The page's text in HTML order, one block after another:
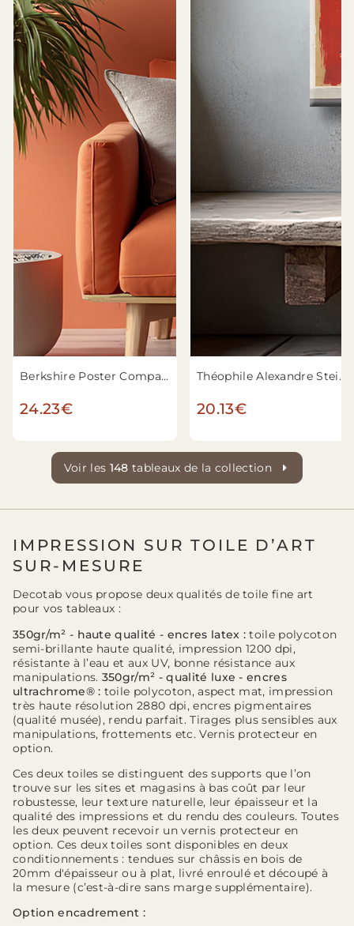
Berkshire Poster Company, c. 1914 - 1930s - Charlie Chaplin
24.23€
Théophile Alexandre Steinlen - Affiche pour le café du théâtre Le Chat Noir à Paris
20.13€
Voir les 148 tableaux de la collection
IMPRESSION SUR TOILE D’ART
SUR-MESURE
Decotab vous propose deux qualités de toile fine art
pour vos tableaux :
350gr/m² - haute qualité - encres latex : toile polycoton
semi-brillante haute qualité, impression 1200 dpi,
résistante à l’eau et aux UV, bonne résistance aux
manipulations. 350gr/m² - qualité luxe - encres
ultrachrome® : toile polycoton, aspect mat, impression
très haute résolution 2880 dpi, encres pigmentaires
(qualité musée), rendu parfait. Tirages plus sensibles aux
manipulations, frottements etc. Vernis protecteur en
option.
Ces deux toiles se distinguent des supports que l’on
trouve sur les sites et magasins à bas coût par leur
robustesse, leur texture naturelle, leur épaisseur et la
qualité des impressions et du rendu des couleurs. Toutes
les deux peuvent recevoir un vernis protecteur en
option. Ces deux toiles sont disponibles en deux
conditionnements : tendues sur châssis en bois de
20mm d'épaisseur ou à plat, livré enroulé et découpé à
la mesure (c’est-à-dire sans marge supplémentaire).
Option encadrement :